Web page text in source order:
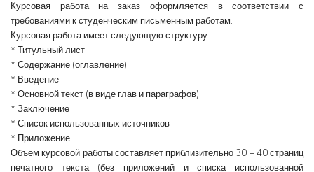
Курсовая работа на заказ оформляется в соответствии с
требованиями к студенческим письменным работам.
Курсовая работа имеет следующую структуру:
* Титульный лист
* Содержание (оглавление)
* Введение
* Основной текст (в виде глав и параграфов);
* Заключение
* Список использованных источников
* Приложение
Объем курсовой работы составляет приблизительно 30 – 40 страниц
печатного текста (без приложений и списка использованной